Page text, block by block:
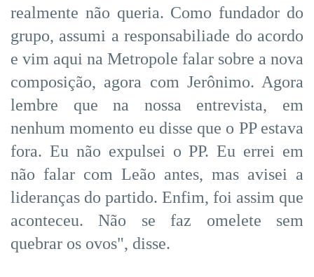
realmente não queria. Como fundador do
grupo, assumi a responsabiliade do acordo
e vim aqui na Metropole falar sobre a nova
composição, agora com Jerônimo. Agora
lembre que na nossa entrevista, em
nenhum momento eu disse que o PP estava
fora. Eu não expulsei o PP. Eu errei em
não falar com Leão antes, mas avisei a
lideranças do partido. Enfim, foi assim que
aconteceu. Não se faz omelete sem
quebrar os ovos", disse.